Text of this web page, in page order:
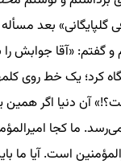
گلپایگانی» بعد مسأله
و گفتم: «آقا جوابش
نگاه کرد؛ یک خط روی
آن دنیا اگر همین
ما کجا
است. آیا ما